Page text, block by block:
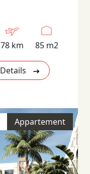
78 km 85 m2
Details
Appartement